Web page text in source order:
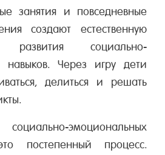
занятия и повседневные
создают естественную
социально-
навыков. Через игру дети
делиться и решать
эмоциональных
постепенный процесс.